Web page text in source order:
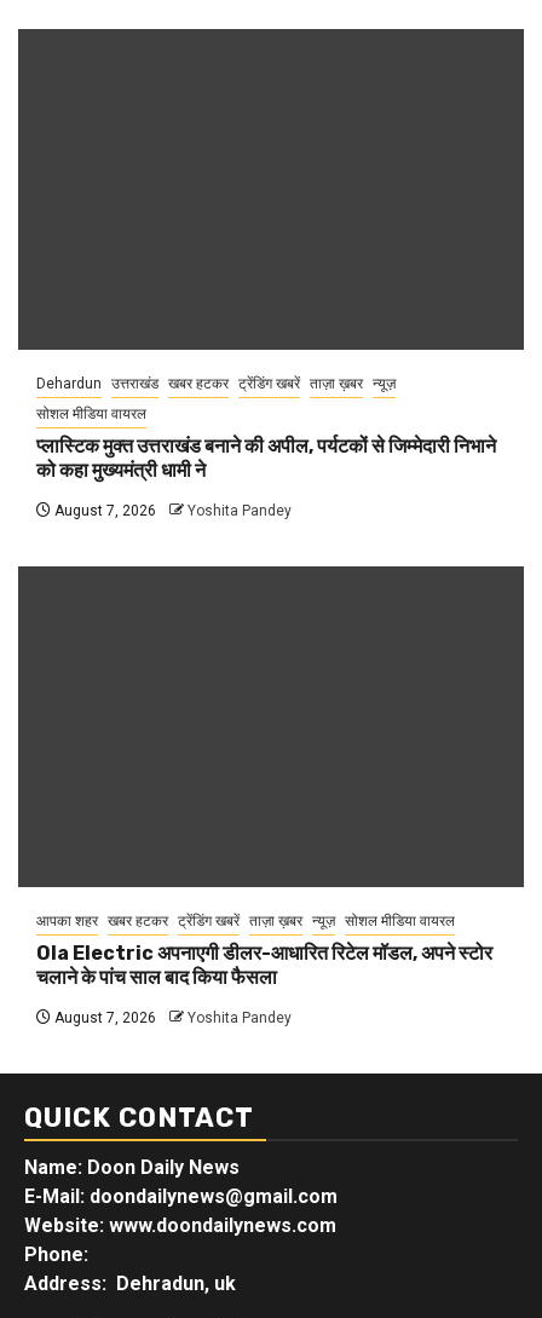
Dehardun उत्तराखंड खबर हटकर ट्रेंडिंग खबरें ताज़ा ख़बर न्यूज़
सोशल मीडिया वायरल
प्लास्टिक मुक्त उत्तराखंड बनाने की अपील, पर्यटकों से जिम्मेदारी निभाने
को कहा मुख्यमंत्री धामी ने
August 7, 2026 Yoshita Pandey
आपका शहर खबर हटकर ट्रेंडिंग खबरें ताज़ा ख़बर न्यूज़ सोशल मीडिया वायरल
Ola Electric अपनाएगी डीलर-आधारित रिटेल मॉडल, अपने स्टोर
चलाने के पांच साल बाद किया फैसला
August 7, 2026 Yoshita Pandey
QUICK CONTACT
Name: Doon Daily News
E-Mail: doondailynews@gmail.com
Website: www.doondailynews.com
Phone:
Address: Dehradun, uk